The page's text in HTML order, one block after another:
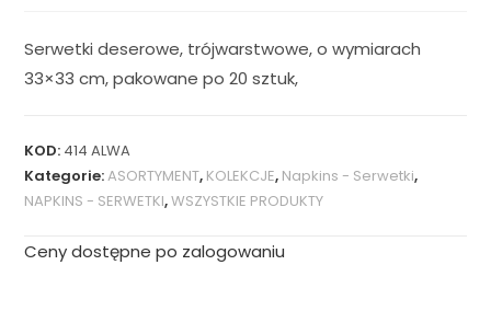
Serwetki deserowe, trójwarstwowe, o wymiarach
33×33 cm, pakowane po 20 sztuk,
KOD: 414 ALWA
Kategorie:ASORTYMENT, KOLEKCJE, Napkins - Serwetki,
NAPKINS - SERWETKI,WSZYSTKIE PRODUKTY
Ceny dostępne po zalogowaniu